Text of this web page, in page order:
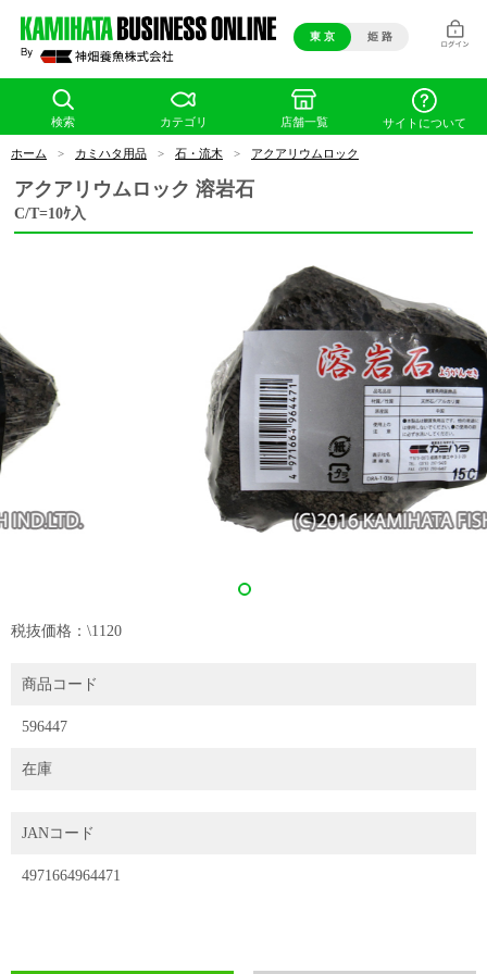
東 京 姫 路
検索 カテゴリ 店舗一覧 サイトについて
ホーム > カミハタ用品 > 石・流木 > アクアリウムロック
アクアリウムロック 溶岩石
C/T=10ｹ入
税抜価格：\1120
商品コード
596447
在庫
JANコード
4971664964471